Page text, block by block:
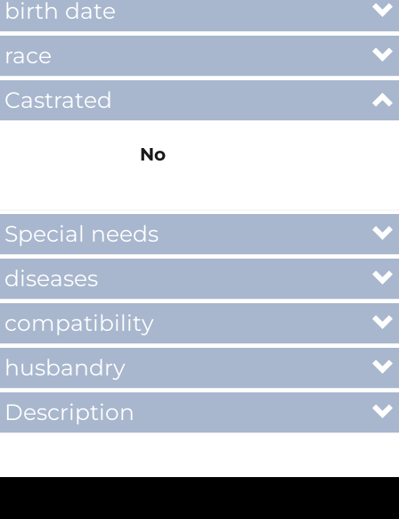
birth date
race
Castrated
No
Special needs
diseases
compatibility
husbandry
Description